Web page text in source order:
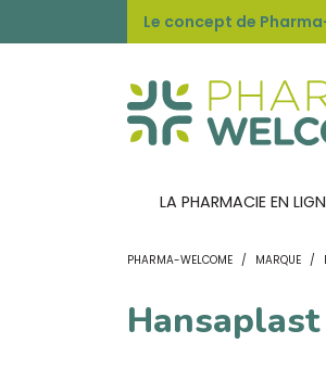
Le concept de
LA PHARMACIE EN
PHARMA-WELCOME MARQUE